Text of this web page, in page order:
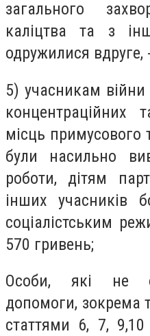
загального
каліцтва та з
одружилися вдруге,
5) учасникам
концентраційних
місць примусового
були насильно
роботи, дітям
інших учасників
соціалістським
570 гривень;
Особи, які не
допомоги, зокрема
статтями 6, 7,